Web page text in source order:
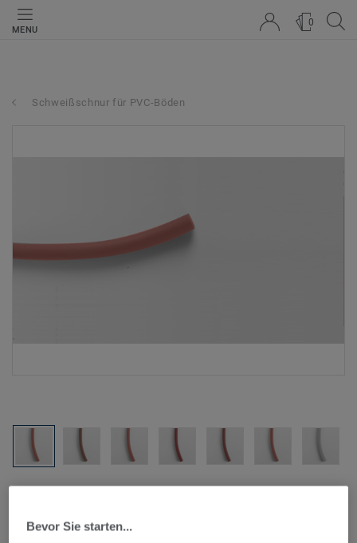
MENU
0
Schweißschnur für PVC-Böden
Tarkett Zubehör Komplettsortiment
Bevor Sie starten...